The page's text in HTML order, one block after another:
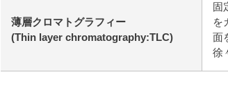
薄層クロマトグラフィー
(Thin layer chromatography:TLC)
固
を
面
徐